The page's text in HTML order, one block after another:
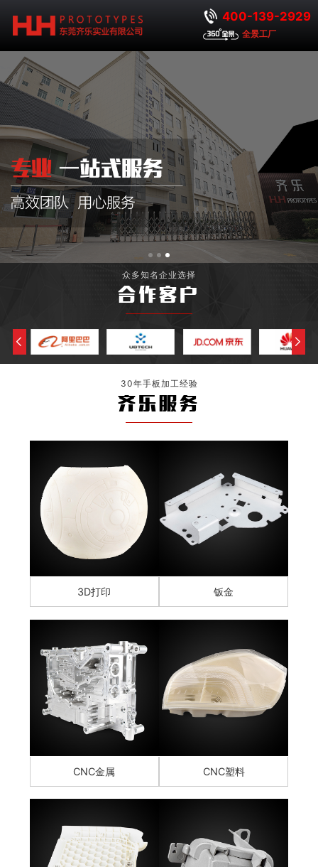
400-139-2929
全景工厂
众多知名企业选择
合作客户
30年手板加工经验
齐乐服务
3D打印 钣金
CNC金属 CNC塑料